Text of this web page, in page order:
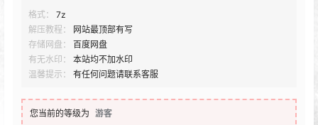
格式：
7z
解压教程：
网站最顶部有写
存储网盘：
百度网盘
有无水印：
本站均不加水印
温馨提示：
有任何问题请联系客服
您当前的等级为 游客